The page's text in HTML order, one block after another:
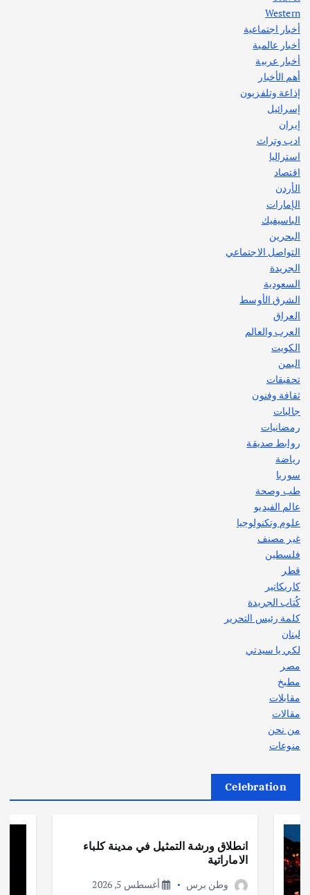
Western
أخبار اجتماعية
أخبار عالمية
أخبار عربية
أهم الأخبار
إذاعة وتلفزيون
إسرائيل
إيران
ادب وتراث
استراليا
اقتصاد
الأردن
الإمارات
الباسيفيك
البحرين
التواصل الاجتماعي
الجريدة
السعودية
الشرق الأوسط
العراق
العرب والعالم
الكويت
اليمن
تحقيقات
ثقافة وفنون
جاليات
رمضانيات
روابط صديقة
رياضة
سوريا
طب وصحة
عالم الفيديو
علوم وتكنولوجيا
غير مصنف
فلسطين
قطر
كاريكاتير
كُتاب الجريدة
كلمة رئيس التحرير
لبنان
لكي يا سيدتي
مصر
مطبخ
مقابلات
مقالات
من نحن
منوعات
Celebration
انطلاق ورشة التمثيل في مدينة كلباء
الاماراتية
وطن برس أغسطس 5, 2026